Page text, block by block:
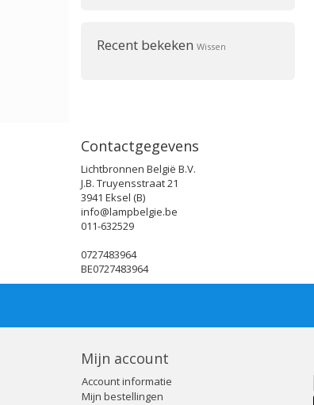
Recent bekeken Wissen
Contactgegevens
Lichtbronnen België B.V.
J.B. Truyensstraat 21
3941 Eksel (B)
info@lampbelgie.be
011-632529
0727483964
BE0727483964
Mijn account
Account informatie
Mijn bestellingen